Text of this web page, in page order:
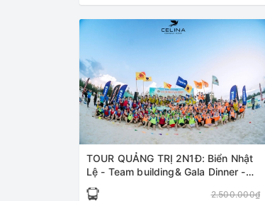
TOUR QUẢNG TRỊ 2N1Đ: Biển Nhật
Lệ - Team building& Gala Dinner -
Phong Nha Kẻ Bàng
2.500.000₫